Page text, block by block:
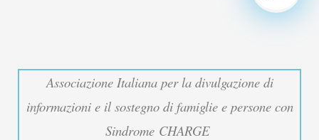
Associazione Italiana per la divulgazione di
informazioni e il sostegno di famiglie e persone con
Sindrome CHARGE